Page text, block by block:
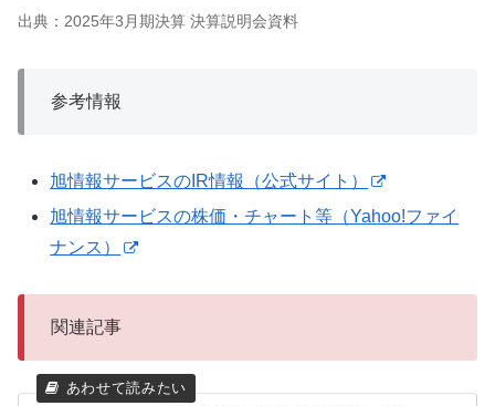
出典：2025年3月期決算 決算説明会資料
参考情報
旭情報サービスのIR情報（公式サイト）
旭情報サービスの株価・チャート等（Yahoo!ファイ
ナンス）
関連記事